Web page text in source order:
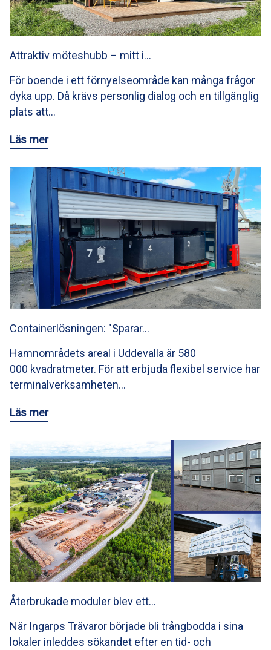
Attraktiv möteshubb – mitt i…
För boende i ett förnyelseområde kan många frågor
dyka upp. Då krävs personlig dialog och en tillgänglig
plats att…
Läs mer
Containerlösningen: "Sparar…
Hamnområdets areal i Uddevalla är 580
000 kvadratmeter. För att erbjuda flexibel service har
terminalverksamheten…
Läs mer
Återbrukade moduler blev ett…
När Ingarps Trävaror började bli trångbodda i sina
lokaler inleddes sökandet efter en tid- och